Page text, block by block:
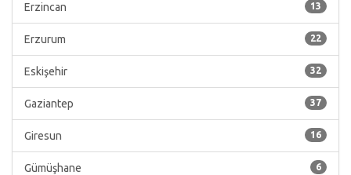
13
Erzincan
22
Erzurum
32
Eskişehir
37
Gaziantep
16
Giresun
6
Gümüşhane